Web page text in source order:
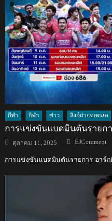
กีฬา กีฬา ข่าว ลิงก์ถ่ายทอดสด
การแข่งขันแบดมินตันรายกา
Posted
on
ตุลาคม 11, 2025 Author
EJComment
การแข่งขันแบดมินตันรายการ อาร์ก